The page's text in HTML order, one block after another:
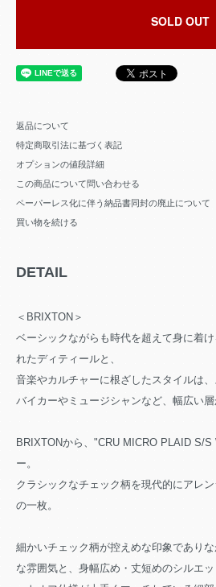
SOLD OUT
返品について
特定商取引法に基づく表記
オプションの値段詳細
この商品について問い合わせる
ペーパーレス化に伴う納品書同封の廃止について
買い物を続ける
DETAIL
＜BRIXTON＞
ベーシックながらも時代を超えて身に着
れたディティールと、
音楽やカルチャーに根ざしたスタイルは、
バイカーやミュージシャンなど、幅広い層
BRIXTONから、"CRU MICRO PLAID S/S
ー。
クラシックなチェック柄を現代的にアレ
の一枚。
細かいチェック柄が控えめな印象であり
な雰囲気と、身幅広め・丈短めのシルエ